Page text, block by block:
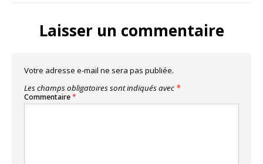
Laisser un commentaire
Votre adresse e-mail ne sera pas publiée.
Les champs obligatoires sont indiqués avec *
Commentaire*